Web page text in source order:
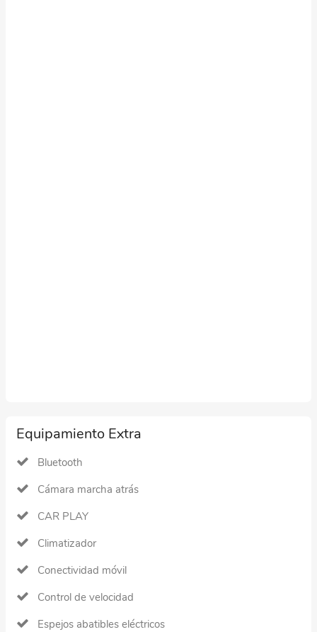
Equipamiento Extra
Bluetooth
Cámara marcha atrás
CAR PLAY
Climatizador
Conectividad móvil
Control de velocidad
Espejos abatibles eléctricos